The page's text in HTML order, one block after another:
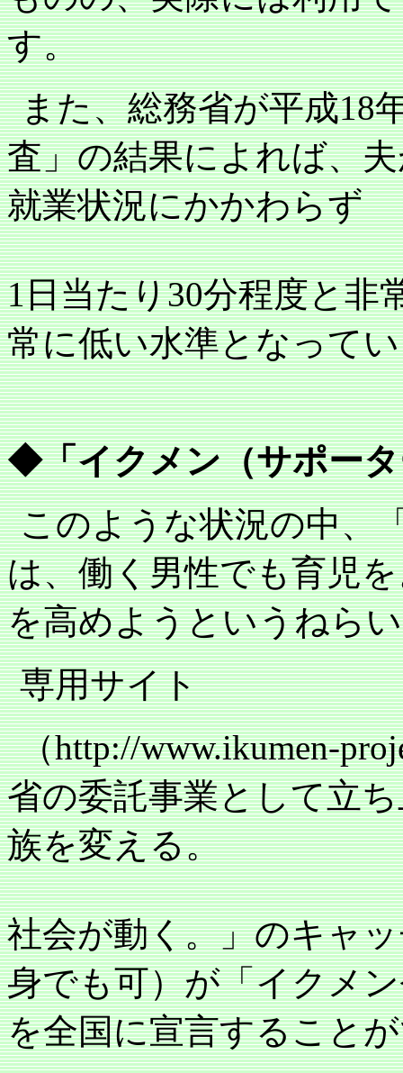
す。
また、総務省が平成18
査」の結果によれば、
就業状況にかかわらず
1日当たり30分程度と非
常に低い水準となって
◆「イクメン（サポー
このような状況の中、
は、働く男性でも育児
を高めようというねら
専用サイト
（http://www.ikumen-
省の委託事業として立
族を変える。
社会が動く。」のキャ
身でも可）が「イクメ
を全国に宣言すること